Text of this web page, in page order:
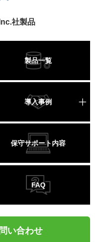
社製品
製品一覧
導入事例
保守サポート内容
FAQ
い合わせ